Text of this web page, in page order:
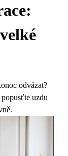
odvázat?
uzdu